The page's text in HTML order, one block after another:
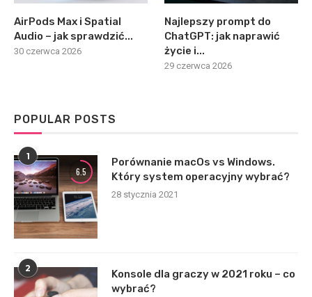
AirPods Max i Spatial
Audio – jak sprawdzić...
30 czerwca 2026
Najlepszy prompt do
ChatGPT: jak naprawić
życie i...
29 czerwca 2026
POPULAR POSTS
1
6.5
Porównanie macOs vs Windows.
Który system operacyjny wybrać?
28 stycznia 2021
2
Konsole dla graczy w 2021 roku – co
wybrać?